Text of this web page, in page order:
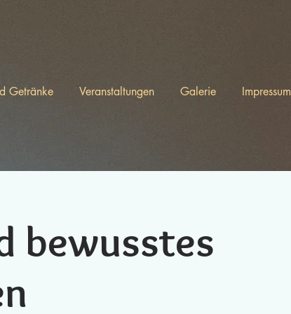
Getränke Veranstaltungen Galerie Impressum
bewusstes